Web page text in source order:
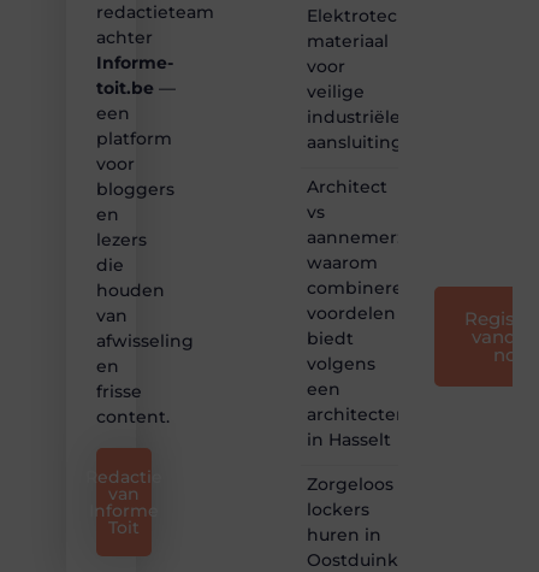
redactieteam
achter
Informe-
toit.be —
een
platform
voor
bloggers
en
lezers
die
houden
van
afwisseling
en
frisse
content.
Redactie
van
Informe
Toit
Elektrotechnisch
materiaal
voor
veilige
industriële
aansluitingen
Architect
vs
aannemer:
waarom
combineren
voordelen
biedt
volgens
een
architectenbureau
in Hasselt
Zorgeloos
lockers
huren in
Oostduinkerke
nog